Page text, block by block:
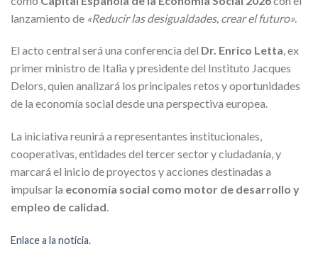
lanzamiento de «Reducir las desigualdades, crear el futuro».
El acto central será una conferencia del Dr. Enrico Letta, ex
primer ministro de Italia y presidente del Instituto Jacques
Delors, quien analizará los principales retos y oportunidades
de la economía social desde una perspectiva europea.
La iniciativa reunirá a representantes institucionales,
cooperativas, entidades del tercer sector y ciudadanía, y
marcará el inicio de proyectos y acciones destinadas a
impulsar la economía social como motor de desarrollo y
empleo de calidad.
Enlace a la noticia.